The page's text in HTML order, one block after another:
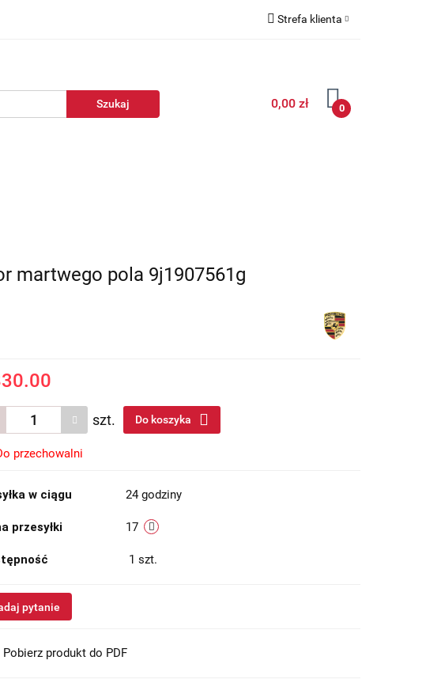
Strefa klienta
Dodaj zgłoszenie
0,00 zł 0
martwego pola 9j1907561g
szt. Do koszyka
przechowalni
w ciągu 24 godziny
przesyłki 17
1 szt.
pytanie
Pobierz produkt do PDF